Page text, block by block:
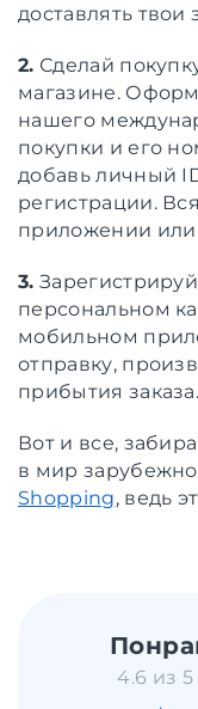
доставлять твои
2. Сделай
магазине.
нашего
покупки и его
добавь личный
регистрации.
приложении или
3.
персональном
мобильном
отправку,
прибытия заказа.
Вот и все,
в мир
Shopping, ведь
4.6 из